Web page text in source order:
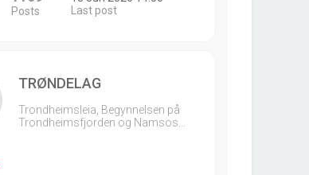
Posts
Last post
TRØNDELAG
Trondheimsleia, Begynnelsen på
Trondheimsfjorden og Namsos…